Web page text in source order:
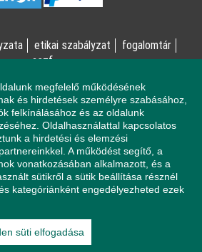
etikai szabályzat
fogalomtár
aszf
Kft. 2023 - Minden jog fenntartva!
Levente utca 14/A
állapotban érzi magát, a magatartása
vagy a környezetében élőket, azonnal
Segélyvonalhoz (telefon: 112).
az Online Pszichológia Kft. nem vállal
következményeiért.
megfelelő működésének
és hirdetések személyre szabásához,
felkínálásához és az oldalunk
Oldalhasználattal kapcsolatos
a hirdetési és elemzési
A működést segítő, a
vonatkozásában alkalmazott, és a
sütikről a sütik beállítása résznél
kategóriánként engedélyezheted ezek
süti elfogadása